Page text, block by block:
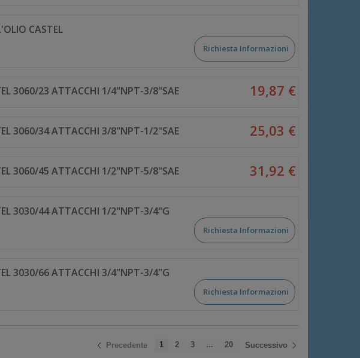
CASTEL
Richiesta Informazioni
3060/23 ATTACCHI 1/4"NPT-3/8"SAE 19,87 €
3060/34 ATTACCHI 3/8"NPT-1/2"SAE 25,03 €
3060/45 ATTACCHI 1/2"NPT-5/8"SAE 31,92 €
3030/44 ATTACCHI 1/2"NPT-3/4"G
Richiesta Informazioni
3030/66 ATTACCHI 3/4"NPT-3/4"G
Richiesta Informazioni
Precedente 1 2 3 ... 20 Successivo